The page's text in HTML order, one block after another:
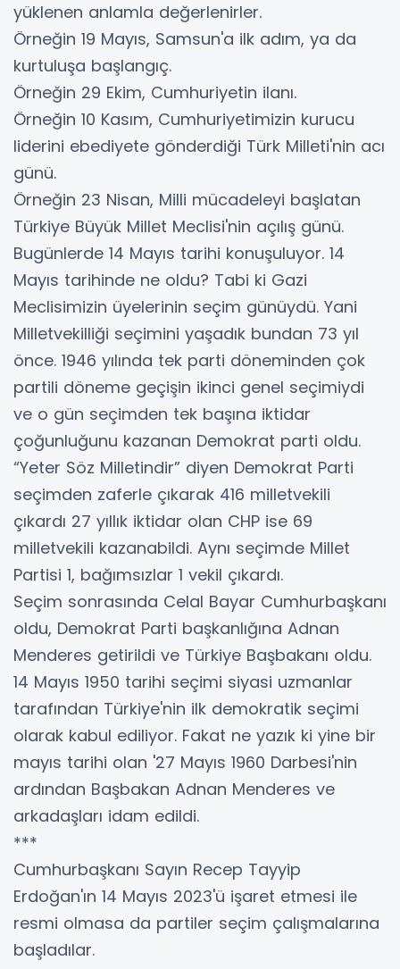
yüklenen anlamla değerlenirler.
Örneğin 19 Mayıs, Samsun'a ilk adım, ya da
kurtuluşa başlangıç.
Örneğin 29 Ekim, Cumhuriyetin ilanı.
Örneğin 10 Kasım, Cumhuriyetimizin kurucu
liderini ebediyete gönderdiği Türk Milleti'nin acı
günü.
Örneğin 23 Nisan, Milli mücadeleyi başlatan
Türkiye Büyük Millet Meclisi'nin açılış günü.
Bugünlerde 14 Mayıs tarihi konuşuluyor. 14
Mayıs tarihinde ne oldu? Tabi ki Gazi
Meclisimizin üyelerinin seçim günüydü. Yani
Milletvekilliği seçimini yaşadık bundan 73 yıl
önce. 1946 yılında tek parti döneminden çok
partili döneme geçişin ikinci genel seçimiydi
ve o gün seçimden tek başına iktidar
çoğunluğunu kazanan Demokrat parti oldu.
“Yeter Söz Milletindir” diyen Demokrat Parti
seçimden zaferle çıkarak 416 milletvekili
çıkardı 27 yıllık iktidar olan CHP ise 69
milletvekili kazanabildi. Aynı seçimde Millet
Partisi 1, bağımsızlar 1 vekil çıkardı.
Seçim sonrasında Celal Bayar Cumhurbaşkanı
oldu, Demokrat Parti başkanlığına Adnan
Menderes getirildi ve Türkiye Başbakanı oldu.
14 Mayıs 1950 tarihi seçimi siyasi uzmanlar
tarafından Türkiye'nin ilk demokratik seçimi
olarak kabul ediliyor. Fakat ne yazık ki yine bir
mayıs tarihi olan '27 Mayıs 1960 Darbesi'nin
ardından Başbakan Adnan Menderes ve
arkadaşları idam edildi.
***
Cumhurbaşkanı Sayın Recep Tayyip
Erdoğan'ın 14 Mayıs 2023'ü işaret etmesi ile
resmi olmasa da partiler seçim çalışmalarına
başladılar.